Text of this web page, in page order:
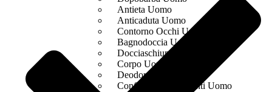
Antieta Uomo
Anticaduta Uomo
Contorno Occhi Uomo
Bagnodoccia Uomo Profumi
Docciaschiuma Uomo
Corpo Uomo
Deodoranti Uomo
Confezioni Trattamenti Uomo